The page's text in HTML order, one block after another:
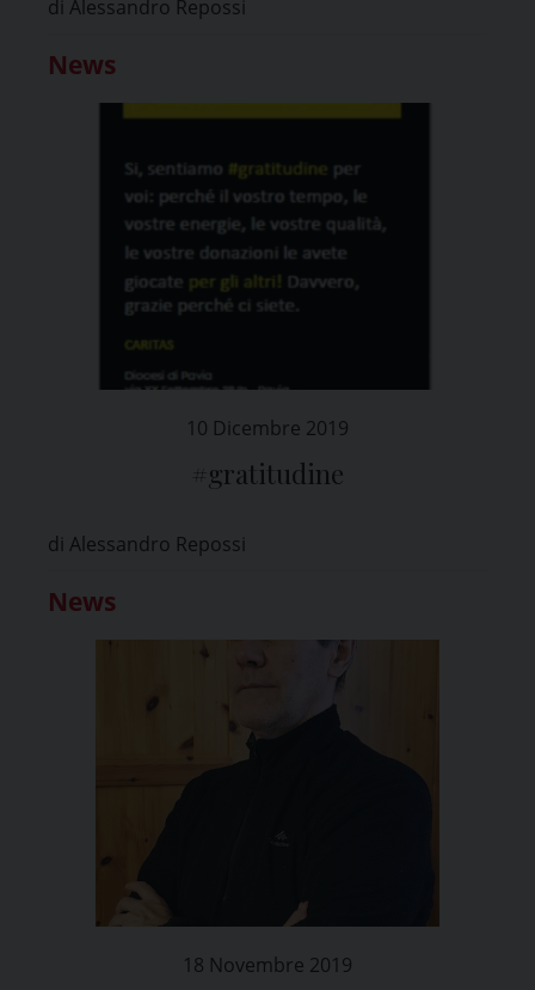
di Alessandro Repossi
News
10 Dicembre 2019
#gratitudine
di Alessandro Repossi
News
18 Novembre 2019